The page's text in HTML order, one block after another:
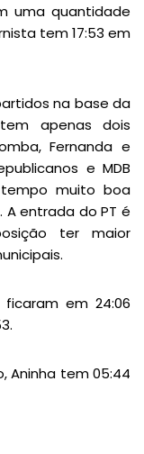
uma quantidade
tem 17:53 em
na base da
apenas dois
Fernanda e
e MDB
muito boa
entrada do PT é
ter maior
em 24:06
Aninha tem 05:44